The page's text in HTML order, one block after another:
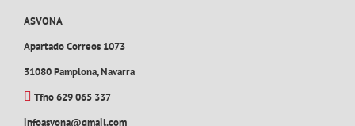
ASVONA
Apartado Correos 1073
31080 Pamplona, Navarra
Tfno 629 065 337
infoasvona@gmail.com